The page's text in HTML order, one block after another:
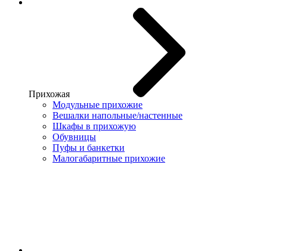
Прихожая
Модульные прихожие
Вешалки напольные/настенные
Шкафы в прихожую
Обувницы
Пуфы и банкетки
Малогабаритные прихожие